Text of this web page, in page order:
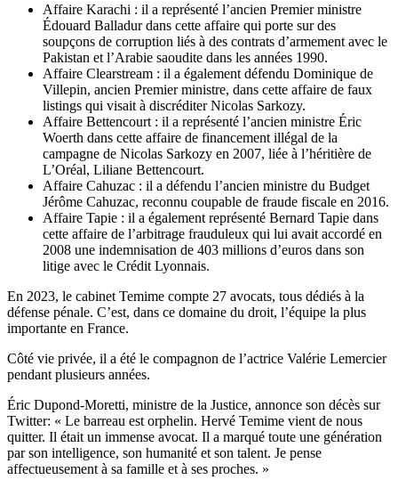
Affaire Karachi : il a représenté l’ancien Premier ministre
Édouard Balladur dans cette affaire qui porte sur des
soupçons de corruption liés à des contrats d’armement avec le
Pakistan et l’Arabie saoudite dans les années 1990.
Affaire Clearstream : il a également défendu Dominique de
Villepin, ancien Premier ministre, dans cette affaire de faux
listings qui visait à discréditer Nicolas Sarkozy.
Affaire Bettencourt : il a représenté l’ancien ministre Éric
Woerth dans cette affaire de financement illégal de la
campagne de Nicolas Sarkozy en 2007, liée à l’héritière de
L’Oréal, Liliane Bettencourt.
Affaire Cahuzac : il a défendu l’ancien ministre du Budget
Jérôme Cahuzac, reconnu coupable de fraude fiscale en 2016.
Affaire Tapie : il a également représenté Bernard Tapie dans
cette affaire de l’arbitrage frauduleux qui lui avait accordé en
2008 une indemnisation de 403 millions d’euros dans son
litige avec le Crédit Lyonnais.
En 2023, le cabinet Temime compte 27 avocats, tous dédiés à la
défense pénale. C’est, dans ce domaine du droit, l’équipe la plus
importante en France.
Côté vie privée, il a été le compagnon de l’actrice Valérie Lemercier
pendant plusieurs années.
Éric Dupond-Moretti, ministre de la Justice, annonce son décès sur
Twitter: « Le barreau est orphelin. Hervé Temime vient de nous
quitter. Il était un immense avocat. Il a marqué toute une génération
par son intelligence, son humanité et son talent. Je pense
affectueusement à sa famille et à ses proches. »